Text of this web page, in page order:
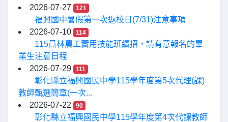
2026-07-27
121
福興國中暑假第一次返校日(7/31)注意事項
2026-07-10
114
115員林農工實用技能班續招，請有意報名的畢
業生注意日程
2026-07-29
111
彰化縣立福興國民中學115學年度第5次代理(課)
教師甄選簡章(一次...
2026-07-22
90
彰化縣立福興國民中學115學年度第4次代課教師